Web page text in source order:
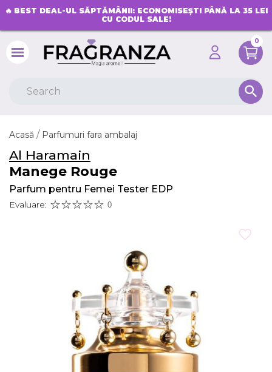
🔥 BEST DEAL-UL SĂPTĂMÂNII: ECONOMISEȘTI PÂNĂ LA 35 LEI
CU CODUL SALE!
0
search
Acasă Parfumuri fara ambalaj
Al Haramain
Manege Rouge
Parfum pentru Femei Tester EDP
Evaluare: 0